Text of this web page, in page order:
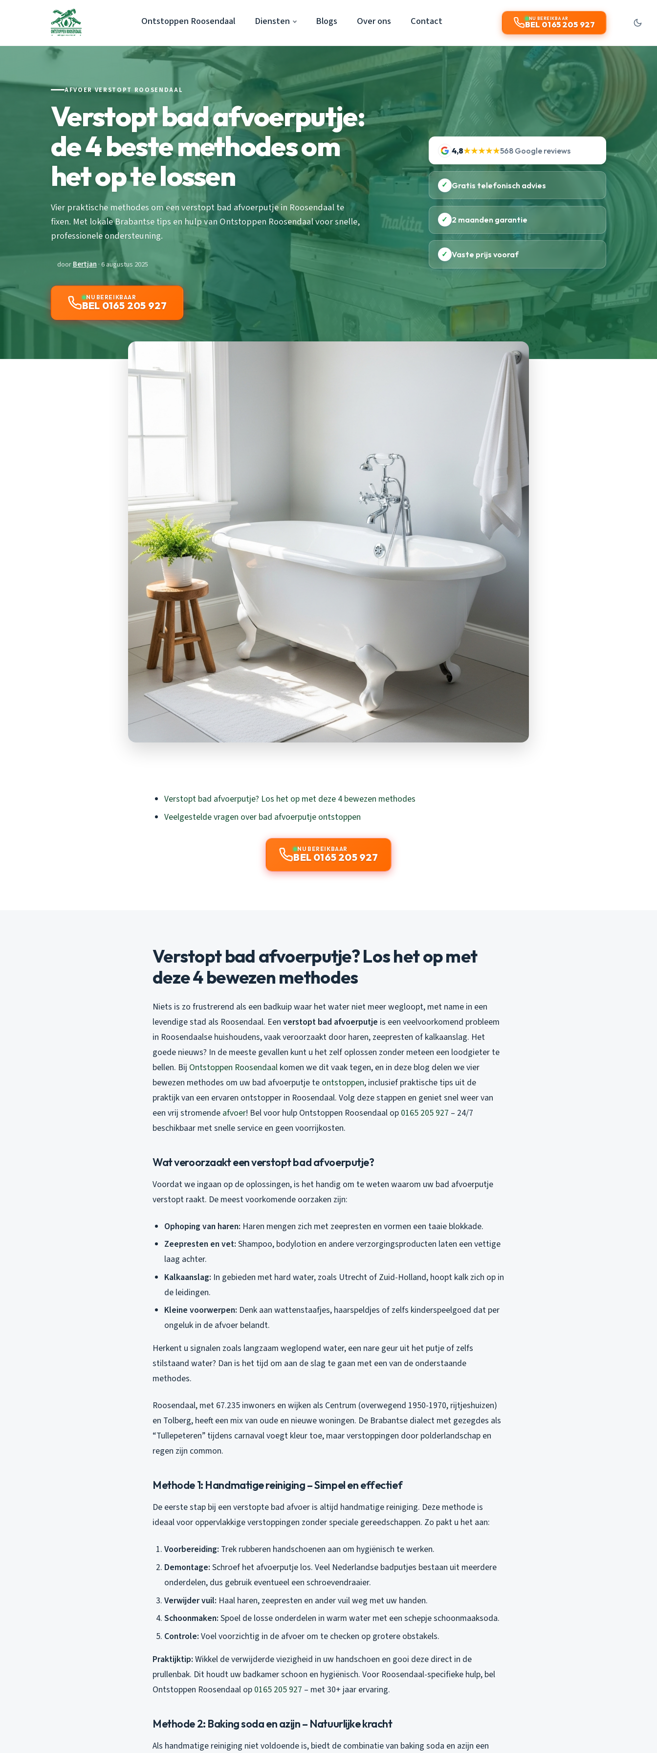
Ontstoppen Roosendaal Diensten Blogs Over ons Contact NU BEREIKBAAR
BEL 0165 205 927
AFVOER VERSTOPT ROOSENDAAL
Verstopt bad afvoerputje:
de 4 beste methodes om
het op te lossen
Vier praktische methodes om een verstopt bad afvoerputje in Roosendaal te
fixen. Met lokale Brabantse tips en hulp van Ontstoppen Roosendaal voor snelle,
professionele ondersteuning.
doorBertjan · 6 augustus 2025
NU BEREIKBAAR
BEL 0165 205 927
4,8★★★★★568 Google reviews
✓ Gratis telefonisch advies
✓ 2 maanden garantie
✓ Vaste prijs vooraf
Verstopt bad afvoerputje? Los het op met deze 4 bewezen methodes
Veelgestelde vragen over bad afvoerputje ontstoppen
NU BEREIKBAAR
BEL 0165 205 927
Verstopt bad afvoerputje? Los het op met
deze 4 bewezen methodes
Niets is zo frustrerend als een badkuip waar het water niet meer wegloopt, met name in een
levendige stad als Roosendaal. Een verstopt bad afvoerputje is een veelvoorkomend probleem
in Roosendaalse huishoudens, vaak veroorzaakt door haren, zeepresten of kalkaanslag. Het
goede nieuws? In de meeste gevallen kunt u het zelf oplossen zonder meteen een loodgieter te
bellen. Bij Ontstoppen Roosendaal komen we dit vaak tegen, en in deze blog delen we vier
bewezen methodes om uw bad afvoerputje te ontstoppen, inclusief praktische tips uit de
praktijk van een ervaren ontstopper in Roosendaal. Volg deze stappen en geniet snel weer van
een vrij stromende afvoer! Bel voor hulp Ontstoppen Roosendaal op 0165 205 927 – 24/7
beschikbaar met snelle service en geen voorrijkosten.
Wat veroorzaakt een verstopt bad afvoerputje?
Voordat we ingaan op de oplossingen, is het handig om te weten waarom uw bad afvoerputje
verstopt raakt. De meest voorkomende oorzaken zijn:
Ophoping van haren: Haren mengen zich met zeepresten en vormen een taaie blokkade.
Zeepresten en vet: Shampoo, bodylotion en andere verzorgingsproducten laten een vettige
laag achter.
Kalkaanslag: In gebieden met hard water, zoals Utrecht of Zuid-Holland, hoopt kalk zich op in
de leidingen.
Kleine voorwerpen: Denk aan wattenstaafjes, haarspeldjes of zelfs kinderspeelgoed dat per
ongeluk in de afvoer belandt.
Herkent u signalen zoals langzaam weglopend water, een nare geur uit het putje of zelfs
stilstaand water? Dan is het tijd om aan de slag te gaan met een van de onderstaande
methodes.
Roosendaal, met 67.235 inwoners en wijken als Centrum (overwegend 1950-1970, rijtjeshuizen)
en Tolberg, heeft een mix van oude en nieuwe woningen. De Brabantse dialect met gezegdes als
“Tullepeteren” tijdens carnaval voegt kleur toe, maar verstoppingen door polderlandschap en
regen zijn common.
Methode 1: Handmatige reiniging – Simpel en effectief
De eerste stap bij een verstopte bad afvoer is altijd handmatige reiniging. Deze methode is
ideaal voor oppervlakkige verstoppingen zonder speciale gereedschappen. Zo pakt u het aan:
Voorbereiding: Trek rubberen handschoenen aan om hygiënisch te werken.
Demontage: Schroef het afvoerputje los. Veel Nederlandse badputjes bestaan uit meerdere
onderdelen, dus gebruik eventueel een schroevendraaier.
Verwijder vuil: Haal haren, zeepresten en ander vuil weg met uw handen.
Schoonmaken: Spoel de losse onderdelen in warm water met een schepje schoonmaaksoda.
Controle: Voel voorzichtig in de afvoer om te checken op grotere obstakels.
Praktijktip: Wikkel de verwijderde viezigheid in uw handschoen en gooi deze direct in de
prullenbak. Dit houdt uw badkamer schoon en hygiënisch. Voor Roosendaal-specifieke hulp, bel
Ontstoppen Roosendaal op 0165 205 927 – met 30+ jaar ervaring.
Methode 2: Baking soda en azijn – Natuurlijke kracht
Als handmatige reiniging niet voldoende is, biedt de combinatie van baking soda en azijn een